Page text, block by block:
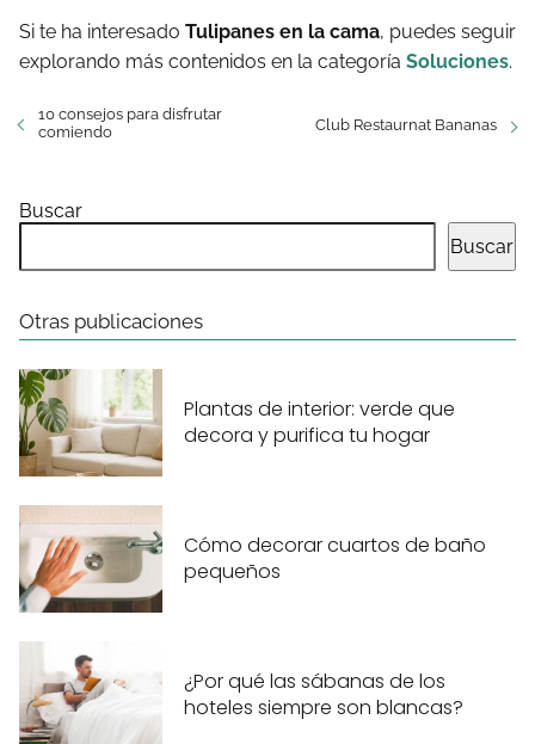
Si te ha interesado Tulipanes en la cama, puedes seguir
explorando más contenidos en la categoría Soluciones.
10 consejos para disfrutar
comiendo
Club Restaurnat Bananas
Buscar
Buscar
Otras publicaciones
Plantas de interior: verde que
decora y purifica tu hogar
Cómo decorar cuartos de baño
pequeños
¿Por qué las sábanas de los
hoteles siempre son blancas?